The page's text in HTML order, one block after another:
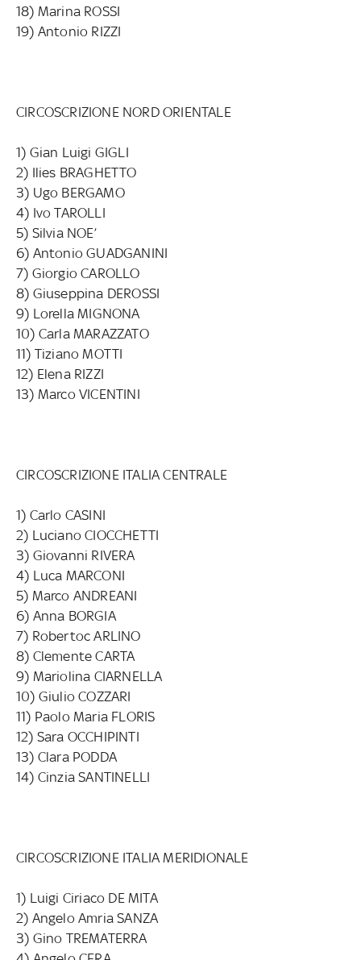
18) Marina ROSSI
19) Antonio RIZZI
CIRCOSCRIZIONE NORD ORIENTALE
1) Gian Luigi GIGLI
2) Ilies BRAGHETTO
3) Ugo BERGAMO
4) Ivo TAROLLI
5) Silvia NOE’
6) Antonio GUADGANINI
7) Giorgio CAROLLO
8) Giuseppina DEROSSI
9) Lorella MIGNONA
10) Carla MARAZZATO
11) Tiziano MOTTI
12) Elena RIZZI
13) Marco VICENTINI
CIRCOSCRIZIONE ITALIA CENTRALE
1) Carlo CASINI
2) Luciano CIOCCHETTI
3) Giovanni RIVERA
4) Luca MARCONI
5) Marco ANDREANI
6) Anna BORGIA
7) Robertoc ARLINO
8) Clemente CARTA
9) Mariolina CIARNELLA
10) Giulio COZZARI
11) Paolo Maria FLORIS
12) Sara OCCHIPINTI
13) Clara PODDA
14) Cinzia SANTINELLI
CIRCOSCRIZIONE ITALIA MERIDIONALE
1) Luigi Ciriaco DE MITA
2) Angelo Amria SANZA
3) Gino TREMATERRA